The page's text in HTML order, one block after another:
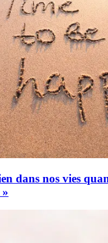
dans nos vies